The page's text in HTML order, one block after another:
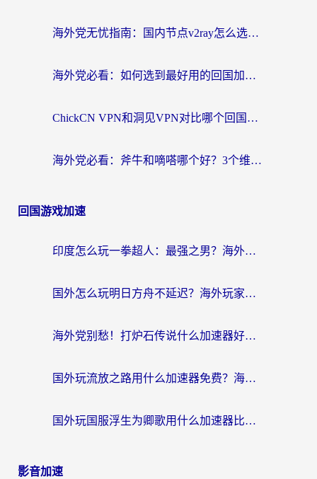
海外党无忧指南：国内节点v2ray怎么选？一键回国VPN+多场景实测帮你避坑
海外党必看：如何选到最好用的回国加速器？从节点到售后的全维度指南
ChickCN VPN和洞见VPN对比哪个回国效果更好？海外党亲测3款加速器+避坑指南
海外党必看：斧牛和嘀嗒哪个好？3个维度教你选对回国加速器
回国游戏加速
印度怎么玩一拳超人：最强之男？海外党国服游戏加速避坑指南
国外怎么玩明日方舟不延迟？海外玩家国服游戏加速终极指南（附DNF梦幻诛仙解决方案）
海外党别愁！打炉石传说什么加速器好用？3个实用技巧解决国服游戏卡顿
国外玩流放之路用什么加速器免费？海外党亲测有效的国服游戏加速指南
国外玩国服浮生为卿歌用什么加速器比较好？海外党亲测不踩坑指南
影音加速